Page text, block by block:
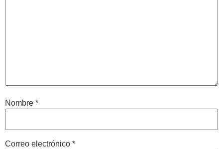
Nombre *
Correo electrónico *